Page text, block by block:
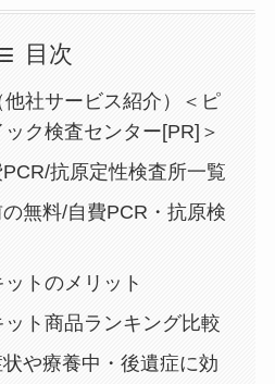
目次
社サービス紹介）＜ピ
ク検査センター[PR]＞
抗原定性検査所一覧
無料/自費PCR・抗原検
トのメリット
ト商品ランキング比較
や療養中・後遺症に効